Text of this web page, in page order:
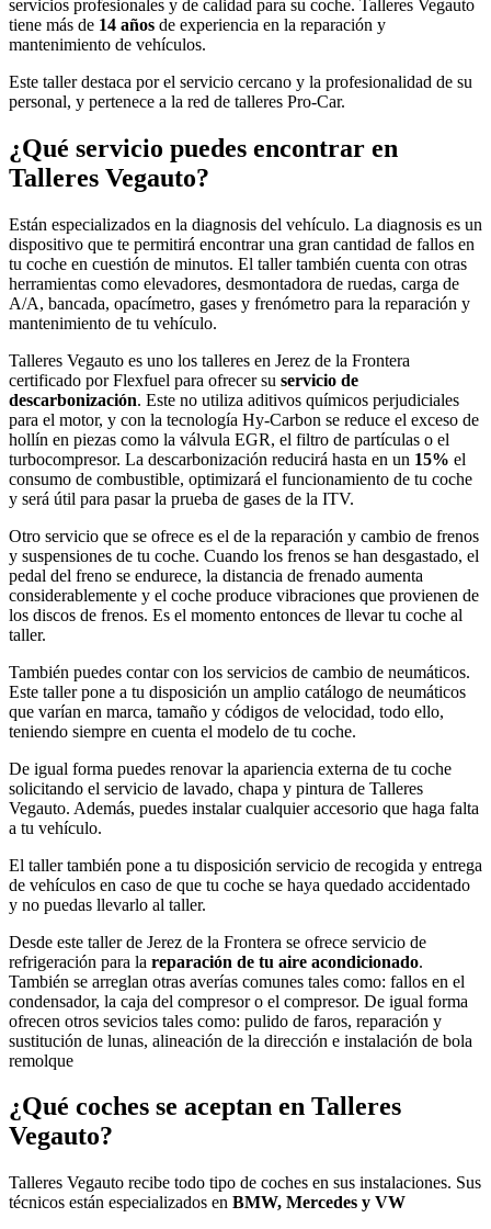
servicios profesionales y de calidad para su coche. Talleres Vegauto
tiene más de 14 años de experiencia en la reparación y
mantenimiento de vehículos.
Este taller destaca por el servicio cercano y la profesionalidad de su
personal, y pertenece a la red de talleres Pro-Car.
¿Qué servicio puedes encontrar en
Talleres Vegauto?
Están especializados en la diagnosis del vehículo. La diagnosis es un
dispositivo que te permitirá encontrar una gran cantidad de fallos en
tu coche en cuestión de minutos. El taller también cuenta con otras
herramientas como elevadores, desmontadora de ruedas, carga de
A/A, bancada, opacímetro, gases y frenómetro para la reparación y
mantenimiento de tu vehículo.
Talleres Vegauto es uno los talleres en Jerez de la Frontera
certificado por Flexfuel para ofrecer su servicio de
descarbonización. Este no utiliza aditivos químicos perjudiciales
para el motor, y con la tecnología Hy-Carbon se reduce el exceso de
hollín en piezas como la válvula EGR, el filtro de partículas o el
turbocompresor. La descarbonización reducirá hasta en un 15% el
consumo de combustible, optimizará el funcionamiento de tu coche
y será útil para pasar la prueba de gases de la ITV.
Otro servicio que se ofrece es el de la reparación y cambio de frenos
y suspensiones de tu coche. Cuando los frenos se han desgastado, el
pedal del freno se endurece, la distancia de frenado aumenta
considerablemente y el coche produce vibraciones que provienen de
los discos de frenos. Es el momento entonces de llevar tu coche al
taller.
También puedes contar con los servicios de cambio de neumáticos.
Este taller pone a tu disposición un amplio catálogo de neumáticos
que varían en marca, tamaño y códigos de velocidad, todo ello,
teniendo siempre en cuenta el modelo de tu coche.
De igual forma puedes renovar la apariencia externa de tu coche
solicitando el servicio de lavado, chapa y pintura de Talleres
Vegauto. Además, puedes instalar cualquier accesorio que haga falta
a tu vehículo.
El taller también pone a tu disposición servicio de recogida y entrega
de vehículos en caso de que tu coche se haya quedado accidentado
y no puedas llevarlo al taller.
Desde este taller de Jerez de la Frontera se ofrece servicio de
refrigeración para la reparación de tu aire acondicionado.
También se arreglan otras averías comunes tales como: fallos en el
condensador, la caja del compresor o el compresor. De igual forma
ofrecen otros sevicios tales como: pulido de faros, reparación y
sustitución de lunas, alineación de la dirección e instalación de bola
remolque
¿Qué coches se aceptan en Talleres
Vegauto?
Talleres Vegauto recibe todo tipo de coches en sus instalaciones. Sus
técnicos están especializados en BMW, Mercedes y VW